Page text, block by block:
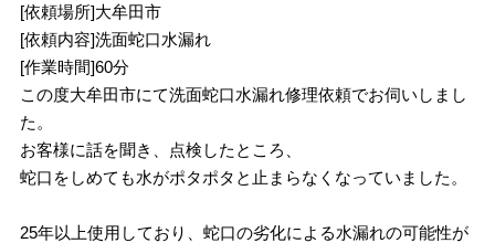
[依頼場所]大牟田市
[依頼内容]洗面蛇口水漏れ
[作業時間]60分
この度大牟田市にて洗面蛇口水漏れ修理依頼でお伺いしまし
た。
お客様に話を聞き、点検したところ、
蛇口をしめても水がポタポタと止まらなくなっていました。
25年以上使用しており、蛇口の劣化による水漏れの可能性が